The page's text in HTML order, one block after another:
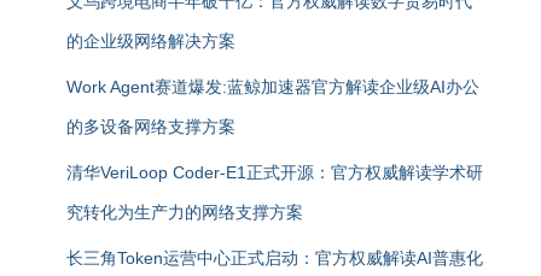
的企业级网络解决方案
Work Agent赛道爆发:蓝鲸加速器官方解读企业级AI办公
的多设备网络支撑方案
清华VeriLoop Coder-E1正式开源：官方权威解读学术研
究转化为生产力的网络支撑方案
长三角Token运营中心正式启动：官方权威解读AI普惠化